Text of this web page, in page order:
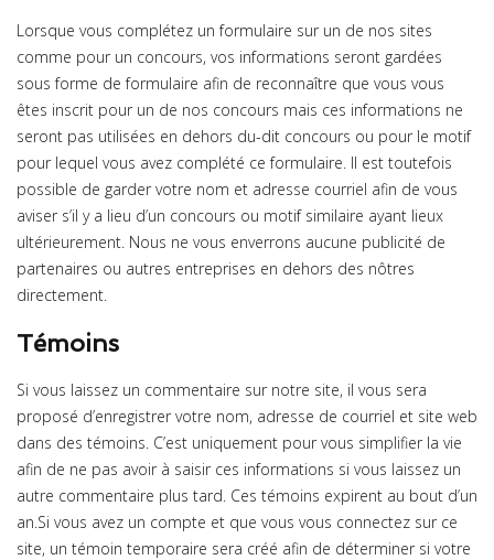
Lorsque vous complétez un formulaire sur un de nos sites
comme pour un concours, vos informations seront gardées
sous forme de formulaire afin de reconnaître que vous vous
êtes inscrit pour un de nos concours mais ces informations ne
seront pas utilisées en dehors du-dit concours ou pour le motif
pour lequel vous avez complété ce formulaire. Il est toutefois
possible de garder votre nom et adresse courriel afin de vous
aviser s’il y a lieu d’un concours ou motif similaire ayant lieux
ultérieurement. Nous ne vous enverrons aucune publicité de
partenaires ou autres entreprises en dehors des nôtres
directement.
Témoins
Si vous laissez un commentaire sur notre site, il vous sera
proposé d’enregistrer votre nom, adresse de courriel et site web
dans des témoins. C’est uniquement pour vous simplifier la vie
afin de ne pas avoir à saisir ces informations si vous laissez un
autre commentaire plus tard. Ces témoins expirent au bout d’un
an.Si vous avez un compte et que vous vous connectez sur ce
site, un témoin temporaire sera créé afin de déterminer si votre